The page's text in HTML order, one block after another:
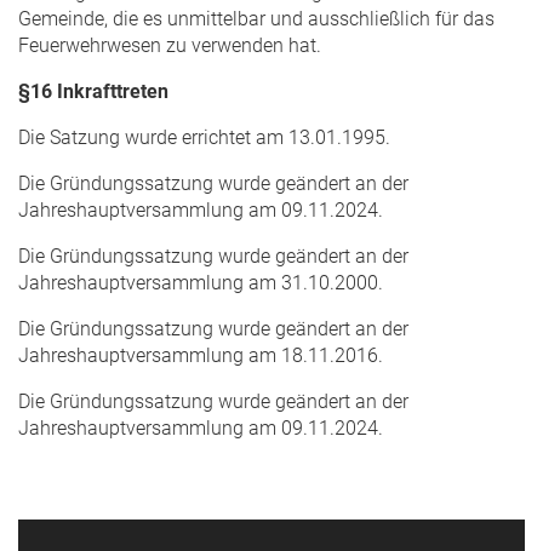
Gemeinde, die es unmittelbar und ausschließlich für das
Feuerwehrwesen zu verwenden hat.
§16 Inkrafttreten
Die Satzung wurde errichtet am 13.01.1995.
Die Gründungssatzung wurde geändert an der
Jahreshauptversammlung am 09.11.2024.
Die Gründungssatzung wurde geändert an der
Jahreshauptversammlung am 31.10.2000.
Die Gründungssatzung wurde geändert an der
Jahreshauptversammlung am 18.11.2016.
Die Gründungssatzung wurde geändert an der
Jahreshauptversammlung am 09.11.2024.